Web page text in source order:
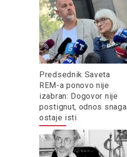
Predsednik Saveta
REM-a ponovo nije
izabran: Dogovor nije
postignut, odnos snaga
ostaje isti